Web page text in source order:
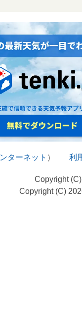
ターネット ） 利
Copyright
Copyright (C)